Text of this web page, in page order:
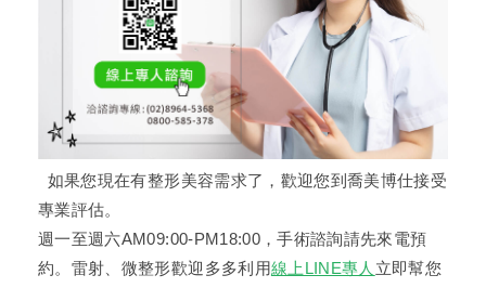
如果您現在有整形美容需求了，歡迎您到喬美博仕接受
專業評估。
週一至週六AM09:00-PM18:00，手術諮詢請先來電預
約。雷射、微整形歡迎多多利用線上LINE專人 立即幫您